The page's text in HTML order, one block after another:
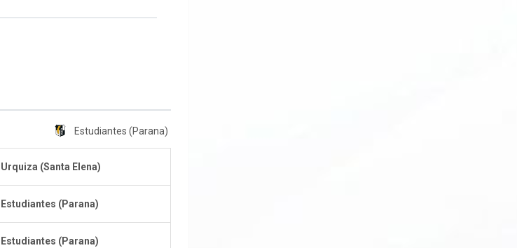
Estudiantes (Parana)
Urquiza (Santa Elena)
Estudiantes (Parana)
Estudiantes (Parana)